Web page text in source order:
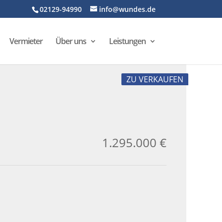
02129-94990 info@wundes.de
Vermieter Über uns Leistungen
ZU VERKAUFEN
1.295.000 €